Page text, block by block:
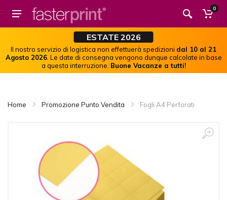
0
ESTATE 2026
Il nostro servizio di logistica non effettuerà spedizioni dal 10 al 21
Agosto 2026. Le date di consegna vengono dunque calcolate in base
a questa interruzione. Buone Vacanze a tutti!
Home Promozione Punto Vendita Fogli A4 Perforati